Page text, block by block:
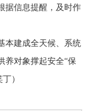
据信息提醒，及时作
本建成全天候、系统
养对象撑起安全“保
）